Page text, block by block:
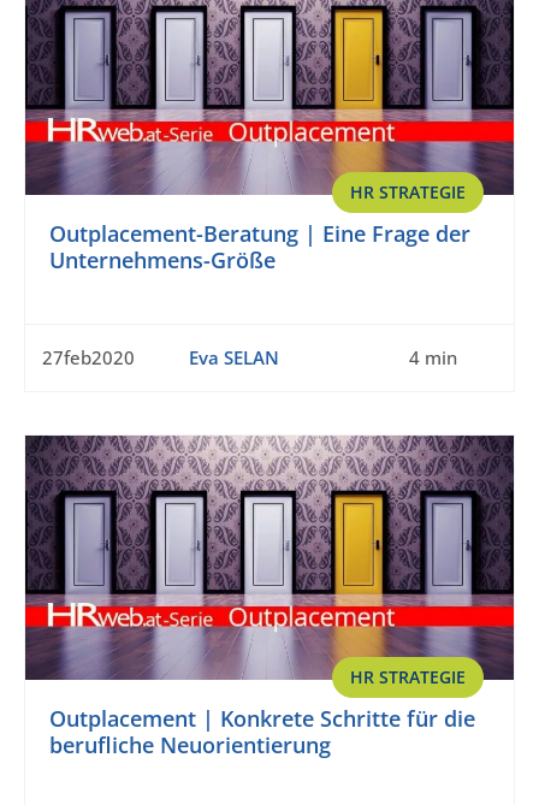
HR STRATEGIE
Outplacement-Beratung | Eine Frage der
Unternehmens-Größe
27feb2020 Eva SELAN 4 min
HR STRATEGIE
Outplacement | Konkrete Schritte für die
berufliche Neuorientierung